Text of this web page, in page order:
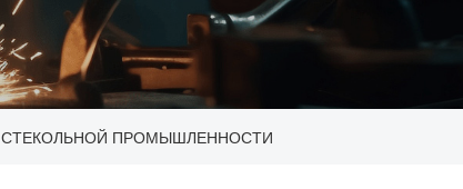
СТЕКОЛЬНОЙ ПРОМЫШЛЕННОСТИ